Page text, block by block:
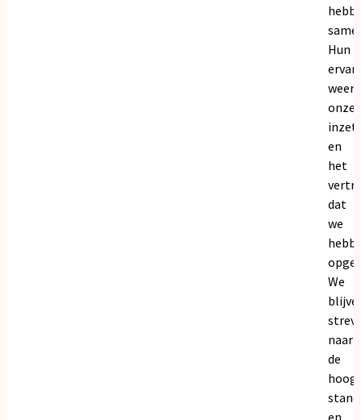
Hun
onze
inzet
en
het
dat
we
We
naar
de
en